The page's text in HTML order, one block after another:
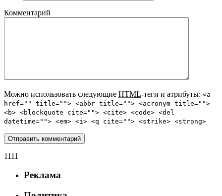
Комментарий
Можно использовать следующие HTML-теги и атрибуты: <a
href="" title=""> <abbr title=""> <acronym title="">
<b> <blockquote cite=""> <cite> <code> <del
datetime=""> <em> <i> <q cite=""> <strike> <strong>
1111
Реклама